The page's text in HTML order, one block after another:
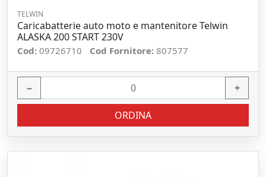
TELWIN
Caricabatterie auto moto e mantenitore Telwin
ALASKA 200 START 230V
Cod: 09726710 Cod Fornitore: 807577
− +
ORDINA